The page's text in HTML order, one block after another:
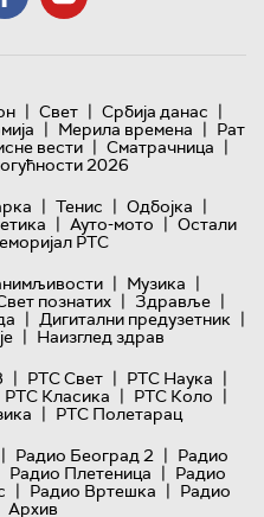
| Свет | Србија данас |
| Мерила времена | Рат
вести | Сматрачница |
2026
| Тенис | Одбојка |
| Ауто-мото | Остали
РТС
| Музика |
познатих | Здравље |
| Дигитални предузетник |
| Наизглед здрав
| РТС Свет | РТС Наука |
РТС Класика | РТС Коло |
| РТС Полетарац
| Радио Београд 2 | Радио
Радио Плетеница | Радио
| Радио Вртешка | Радио
Архив